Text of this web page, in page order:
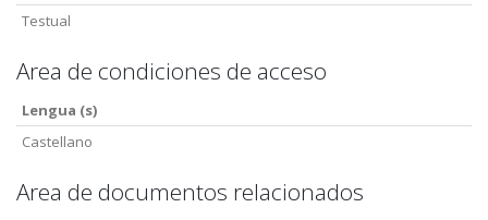
Testual
Area de condiciones de acceso
Lengua (s)
Castellano
Area de documentos relacionados